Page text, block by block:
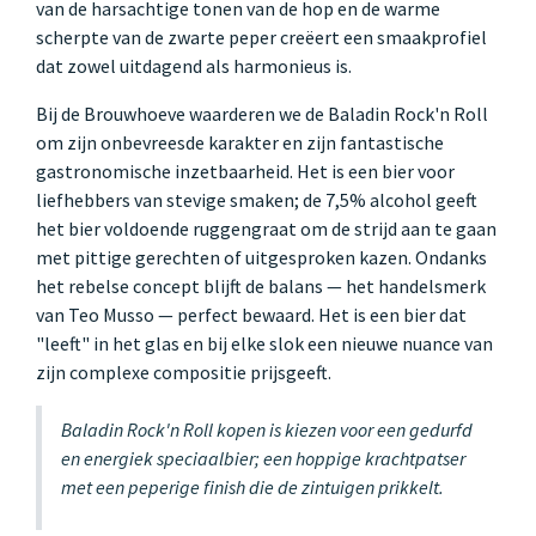
van de harsachtige tonen van de hop en de warme
scherpte van de zwarte peper creëert een smaakprofiel
dat zowel uitdagend als harmonieus is.
Bij de Brouwhoeve waarderen we de Baladin Rock'n Roll
om zijn onbevreesde karakter en zijn fantastische
gastronomische inzetbaarheid. Het is een bier voor
liefhebbers van stevige smaken; de 7,5% alcohol geeft
het bier voldoende ruggengraat om de strijd aan te gaan
met pittige gerechten of uitgesproken kazen. Ondanks
het rebelse concept blijft de balans — het handelsmerk
van Teo Musso — perfect bewaard. Het is een bier dat
"leeft" in het glas en bij elke slok een nieuwe nuance van
zijn complexe compositie prijsgeeft.
Baladin Rock'n Roll kopen is kiezen voor een gedurfd
en energiek speciaalbier; een hoppige krachtpatser
met een peperige finish die de zintuigen prikkelt.